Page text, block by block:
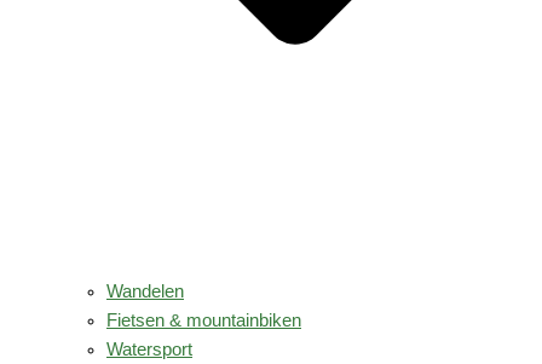
Wandelen
Fietsen & mountainbiken
Watersport